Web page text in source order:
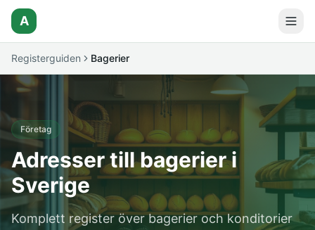
A
Registerguiden Bagerier
Företag
Adresser till bagerier i
Sverige
Komplett register över bagerier och konditorier